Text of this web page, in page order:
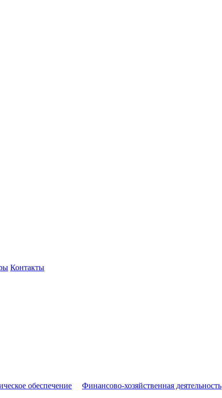
Контакты
обеспечение Финансово-хозяйственная деятельность